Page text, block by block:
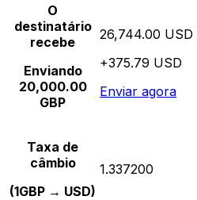
O
destinatário
recebe
Enviando
20,000.00
GBP
26,744.00 USD
+375.79 USD
Enviar agora
Taxa de
câmbio
(1GBP → USD)
1.337200